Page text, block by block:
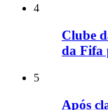
4
Clube
da Fifa
5
Após